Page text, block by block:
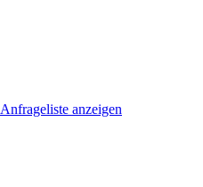
Anfrageliste anzeigen